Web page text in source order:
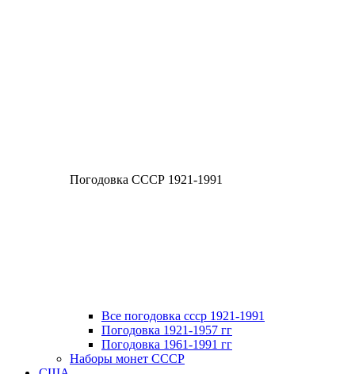
Погодовка СССР 1921-1991
Все погодовка ссср 1921-1991
Погодовка 1921-1957 гг
Погодовка 1961-1991 гг
Наборы монет СССР